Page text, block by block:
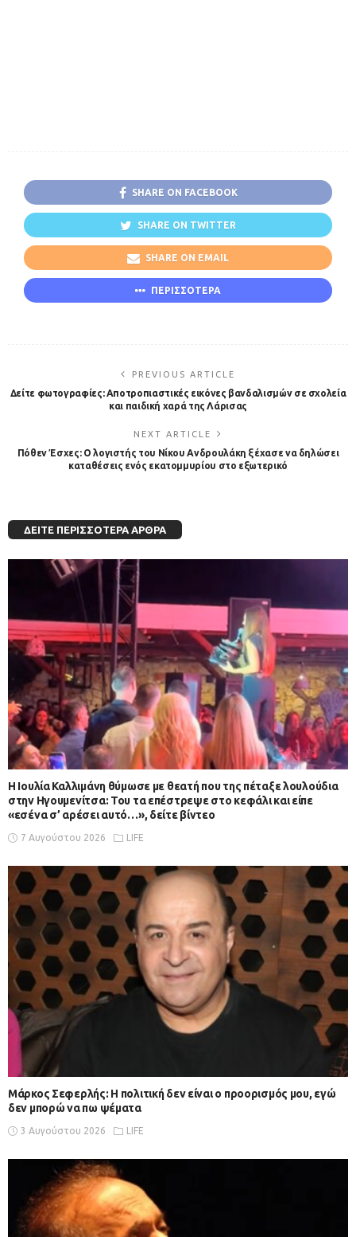
SHARE ON FACEBOOK
SHARE ON TWITTER
SHARE ON EMAIL
ΠΕΡΙΣΣΟΤΕΡΑ
PREVIOUS ARTICLE
Δείτε φωτογραφίες: Αποτροπιαστικές εικόνες βανδαλισμών σε σχολεία
και παιδική χαρά της Λάρισας
NEXT ARTICLE
Πόθεν Έσχες: Ο λογιστής του Νίκου Ανδρουλάκη ξέχασε να δηλώσει
καταθέσεις ενός εκατομμυρίου στο εξωτερικό
ΔΕΊΤΕ ΠΕΡΙΣΣΌΤΕΡΑ ΆΡΘΡΑ
Η Ιουλία Καλλιμάνη θύμωσε με θεατή που της πέταξε λουλούδια
στην Ηγουμενίτσα: Του τα επέστρεψε στο κεφάλι και είπε
«εσένα σ’ αρέσει αυτό…», δείτε βίντεο
7 Αυγούστου 2026 LIFE
Μάρκος Σεφερλής: Η πολιτική δεν είναι ο προορισμός μου, εγώ
δεν μπορώ να πω ψέματα
3 Αυγούστου 2026 LIFE